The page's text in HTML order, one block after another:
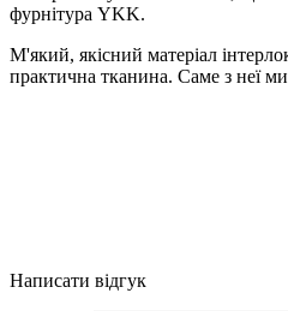
фурнітура YKK.
М'який, якісний матеріал
практична тканина. Саме з неї
Написати відгук